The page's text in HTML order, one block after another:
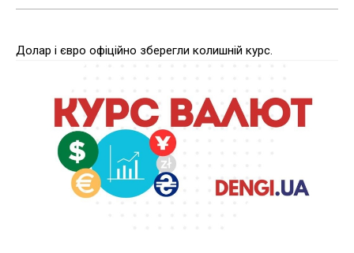
Долар і євро офіційно зберегли колишній курс.